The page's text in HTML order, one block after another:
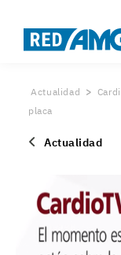
Actualidad
placa
Actualidad